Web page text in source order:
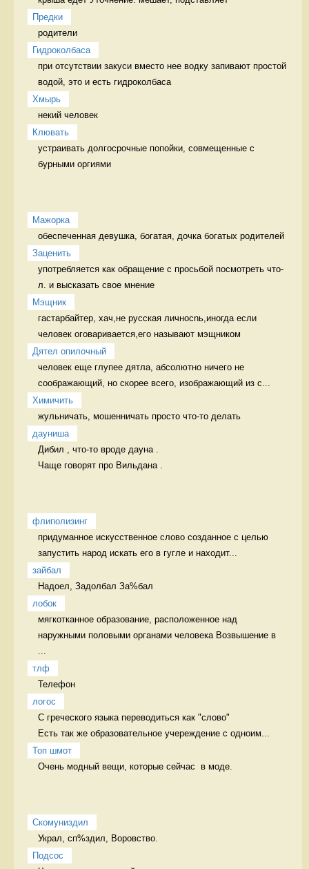
Предки
родители
Гидроколбаса
при отсутствии закуси вместо нее водку запивают простой
водой, это и есть гидроколбаса
Хмырь
некий человек
Клювать
устраивать долгосрочные попойки, совмещенные с
бурными оргиями
Мажорка
Заценить
употребляется как обращение с просьбой посмотреть что-
л. и высказать свое мнение
Мэщник
гастарбайтер, хач,не русская личносnь,иногда если
человек оговаривается,его называют мэщником
Дятел опилочный
человек еще глупее дятла, абсолютно ничего не
соображающий, но скорее всего, изображающий из с...
Химичить
жульничать, мошенничать просто что-то делать
дауниша
Дибил , что-то вроде дауна .
Чаще говорят про Вильдана .
флиполизинг
придуманное искусственное слово созданное с целью
запустить народ искать его в гугле и находит...
зайбал
Надоел, Задолбал За%бал
лобок
мягкотканное образование, расположенное над
наружными половыми органами человека Возвышение в
тлф
Телефон
логос
С греческого языка переводиться как "слово"
Есть так же образовательное учереждение с одноим...
Топ шмот
Очень модный вещи, которые сейчас  в моде.
Скомуниздил
Украл, сп%здил, Воровство.
Подсос